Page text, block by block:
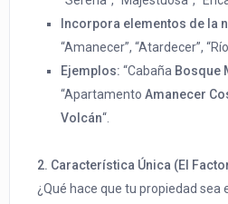
Incorpora elementos de la
“Amanecer”, “Atardecer”,
Ejemplos: “Cabaña Bosque
“ApartamentoAmanecer
Volcán“.
2. Característica Única (El
¿Qué hace que tu propiedad sea